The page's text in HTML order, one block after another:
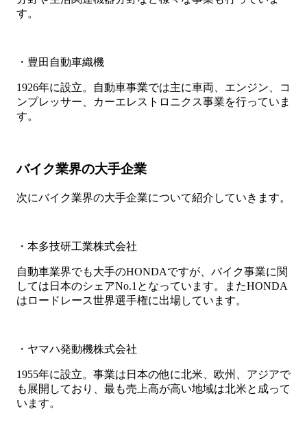
す。
・豊田自動車織機
1926年に設立。自動車事業では主に車両、エンジン、コ
ンプレッサー、カーエレストロニクス事業を行っていま
す。
バイク業界の大手企業
次にバイク業界の大手企業について紹介していきます。
・本多技研工業株式会社
自動車業界でも大手のHONDAですが、バイク事業に関
しては日本のシェアNo.1となっています。またHONDA
はロードレース世界選手権に出場しています。
・ヤマハ発動機株式会社
1955年に設立。事業は日本の他に北米、欧州、アジアで
も展開しており、最も売上高が高い地域は北米と成って
います。